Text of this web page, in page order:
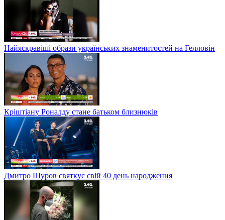
Найяскравіші образи українських знаменитостей на Гелловін
Кріштіану Роналду стане батьком близнюків
Дмитро Шуров святкує свій 40 день народження